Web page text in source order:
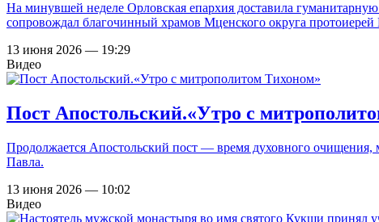
На минувшей неделе Орловская епархия доставила
сопровождал благочинный храмов Мценского округа
13 июня 2026 — 19:29
Видео
Пост Апостольский.«Утро с
Продолжается Апостольский пост — время духовного
Павла.
13 июня 2026 — 10:02
Видео